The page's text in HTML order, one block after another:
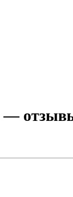
— отзывы